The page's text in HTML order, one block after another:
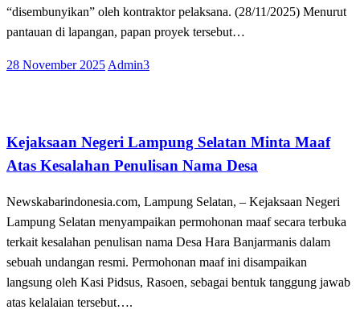
“disembunyikan” oleh kontraktor pelaksana. (28/11/2025) Menurut
pantauan di lapangan, papan proyek tersebut…
Posted
28 November 2025 Admin3
Kejaksaan Negeri Lampung Selatan Minta Maaf
Atas Kesalahan Penulisan Nama Desa
Newskabarindonesia.com, Lampung Selatan, – Kejaksaan Negeri
Lampung Selatan menyampaikan permohonan maaf secara terbuka
terkait kesalahan penulisan nama Desa Hara Banjarmanis dalam
sebuah undangan resmi. Permohonan maaf ini disampaikan
langsung oleh Kasi Pidsus, Rasoen, sebagai bentuk tanggung jawab
atas kelalaian tersebut….